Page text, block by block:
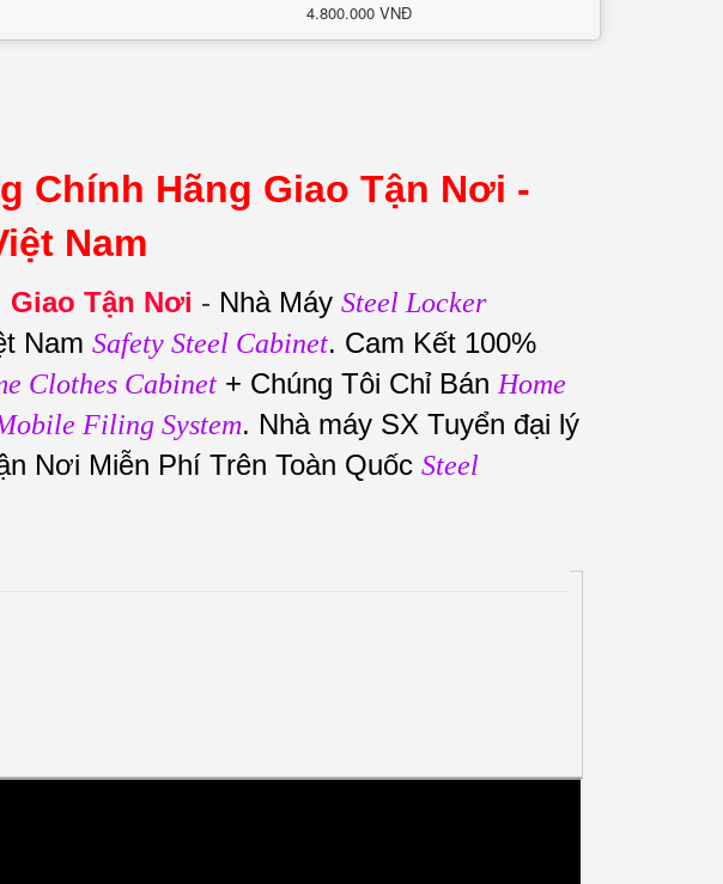
4.800.000 VNĐ
Chính Hãng Giao Tận Nơi -
Nam
Tận Nơi - Nhà Máy Steel Locker
Nam Safety Steel Cabinet. Cam Kết 100%
Clothes Cabinet + Chúng Tôi Chỉ Bán Home
Filing System. Nhà máy SX Tuyển đại lý
Nơi Miễn Phí Trên Toàn Quốc Steel